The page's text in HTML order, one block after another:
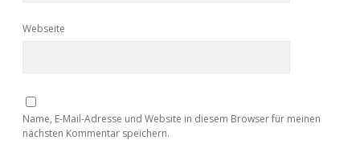
Webseite
Name, E-Mail-Adresse und Website in diesem Browser für meinen
nächsten Kommentar speichern.